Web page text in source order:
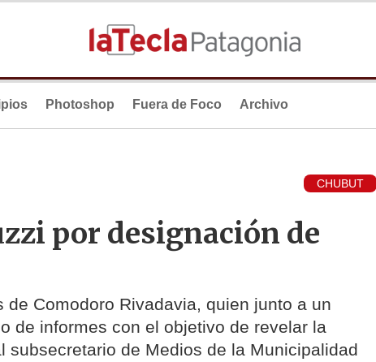
Photoshop Fuera de Foco Archivo
CHUBUT
por designación de
Comodoro Rivadavia, quien junto a un
de informes con el objetivo de revelar la
subsecretario de Medios de la Municipalidad